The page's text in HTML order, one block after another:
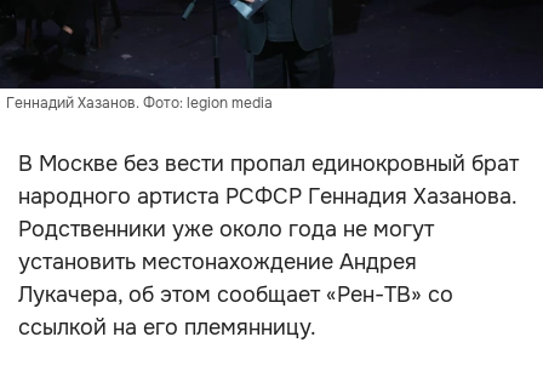
Геннадий Хазанов. Фото: legion media
В Москве без вести пропал единокровный брат
народного артиста РСФСР Геннадия Хазанова.
Родственники уже около года не могут
установить местонахождение Андрея
Лукачера, об этом сообщает «Рен-ТВ» со
ссылкой на его племянницу.